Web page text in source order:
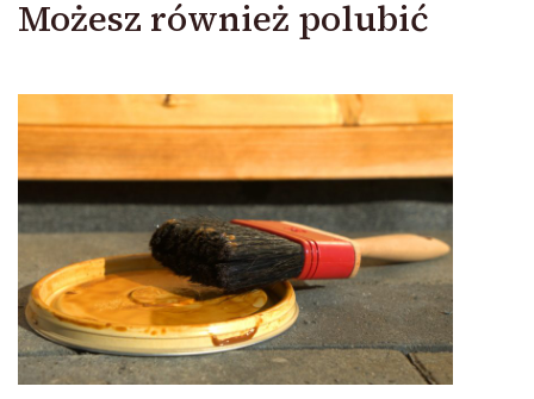
Możesz również polubić